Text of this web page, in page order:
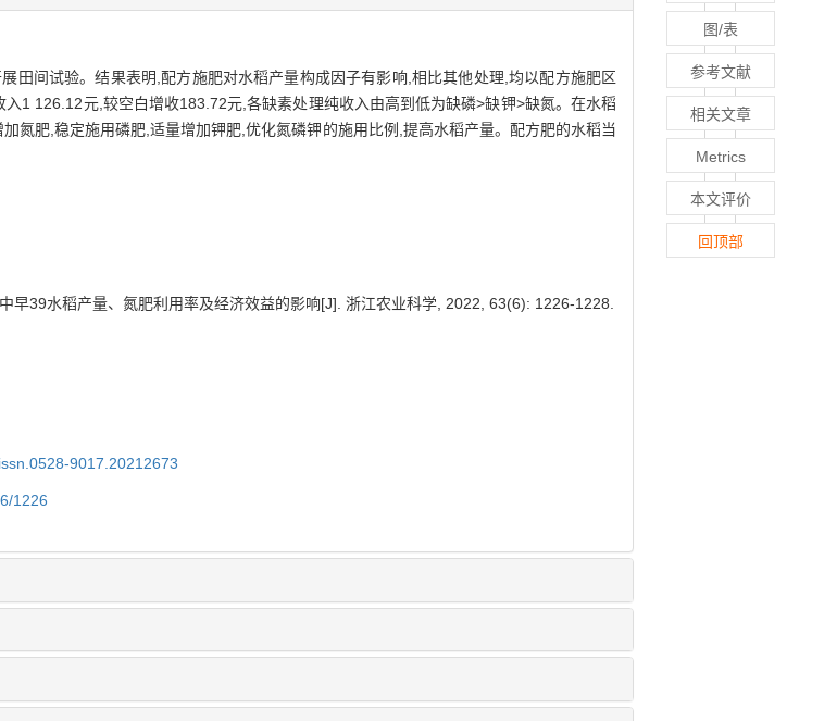
田间试验。结果表明,配方施肥对水稻产量构成因子有影响,相比其他处理,均以配方施肥区
入1 126.12元,较空白增收183.72元,各缺素处理纯收入由高到低为缺磷>缺钾>缺氮。在水稻
氮肥,稳定施用磷肥,适量增加钾肥,优化氮磷钾的施用比例,提高水稻产量。配方肥的水稻当
早39水稻产量、氮肥利用率及经济效益的影响[J]. 浙江农业科学, 2022, 63(6): 1226-1228.
9017.20212673
1226
图/表
参考文献
相关文章
Metrics
本文评价
回顶部